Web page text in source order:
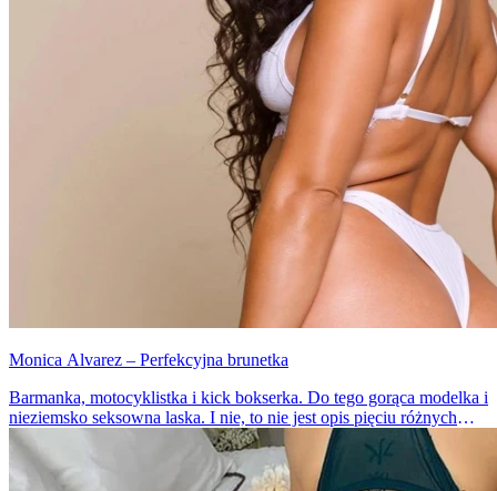
Monica Alvarez – Perfekcyjna brunetka
Barmanka, motocyklistka i kick bokserka. Do tego gorąca modelka i
nieziemsko seksowna laska. I nie, to nie jest opis pięciu różnych
dziewczyn, tylko jednej. Właśnie znaleźliśmy kobietę idealną.
Zobaczcie, jak wygląda nieziemsko piękna Monica Alvarez.